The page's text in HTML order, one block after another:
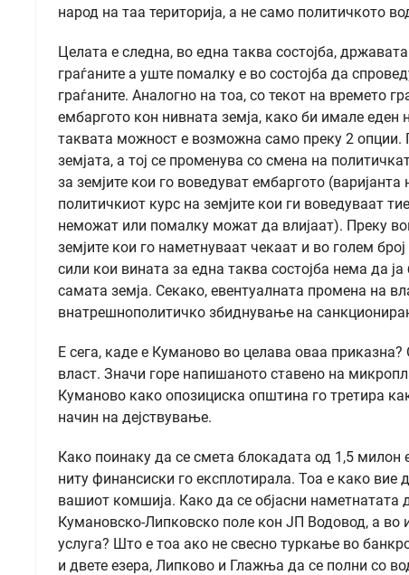
народ на таа територија, а не само политичкото
Целата е следна, во една таква состојба,
граѓаните а уште помалку е во состојба да
граѓаните. Аналогно на тоа, со текот на времето
ембаргото кон нивната земја, како би имале еден
таквата можност е возможна само преку 2 опции.
земјата, а тој се променува со смена на
за земјите кои го воведуват ембаргото
политичкиот курс на земјите кои ги воведуваат
неможат или помалку можат да влијаат). Преку
земјите кои го наметнуваат чекаат и во голем
сили кои вината за една таква состојба нема да
самата земја. Секако, евентуалната промена на
внатрешнополитичко збиднување на
Е сега, каде е Куманово во целава оваа
власт. Значи горе напишаното ставено на
Куманово како опозициска општина го третира
начин на дејствување.
Како поинаку да се смета блокадата од 1,5 милон
ниту финансиски го експлотирала. Тоа е како вие
вашиот комшија. Како да се објасни
Кумановско-Липковско поле кон ЈП Водовод, а во
услуга? Што е тоа ако не свесно туркање во
и двете езера, Липково и Глажња да се полни со